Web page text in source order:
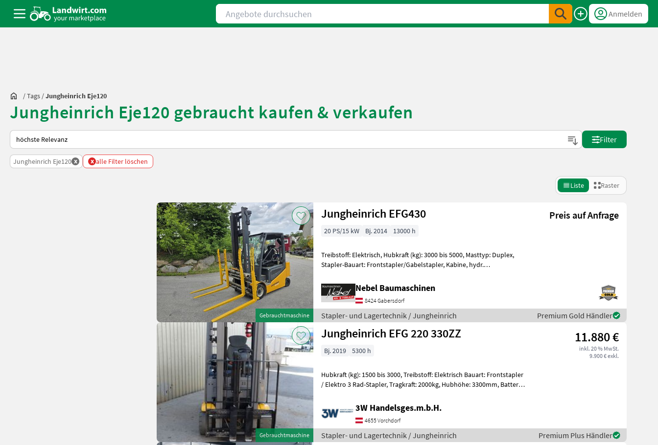
Angebote durchsuchen
Anmelden
/Tags /Jungheinrich Eje120
Jungheinrich Eje120 gebraucht kaufen & verkaufen
So wird auf Landwirt.com sortiert
Filter
Jungheinrich Eje120 x x alle Filter löschen
Liste Raster
Gebrauchtmaschine
Jungheinrich EFG430 Preis auf Anfrage
20 PS/15 kW Bj. 2014 13000 h
Treibstoff: Elektrisch, Hubkraft (kg): 3000 bis 5000, Masttyp: Duplex,
Stapler-Bauart: Frontstapler/Gabelstapler, Kabine, hydr.
Nebel Baumaschinen
8424 Gabersdorf
Stapler- und Lagertechnik / Jungheinrich Premium Gold Händler
Gebrauchtmaschine
Jungheinrich EFG 220 330ZZ 11.880 €
inkl. 20 % MwSt.
9.900 € exkl.
Bj. 2019 5300 h
Hubkraft (kg): 1500 bis 3000, Treibstoff: Elektrisch Bauart: Frontstapler
/ Elektro 3 Rad-Stapler, Tragkraft: 2000kg, Hubhöhe: 3300mm, Batterie:
3W Handelsges.m.b.H.
4655 Vorchdorf
Stapler- und Lagertechnik / Jungheinrich Premium Plus Händler